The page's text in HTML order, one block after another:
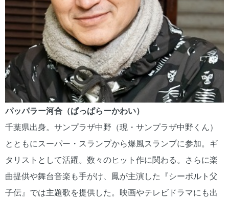
パッパラー河合（ぱっぱらーかわい）
千葉県出身。サンプラザ中野（現・サンプラザ中野くん）
とともにスーパー・スランプから爆風スランプに参加。ギ
タリストとして活躍。数々のヒット作に関わる。さらに楽
曲提供や舞台音楽も手がけ、鳳が主演した『シーボルト父
子伝』では主題歌を提供した。映画やテレビドラマにも出